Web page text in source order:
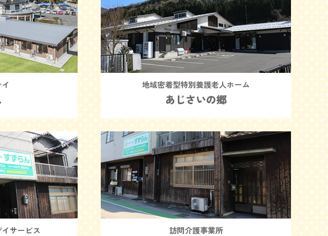
地域密着型特別養護老人ホーム
あじさいの郷
サービス 訪問介護事業所